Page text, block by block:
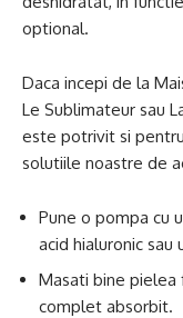
optional.
Daca incepi de la
Le Sublimateur sau
este potrivit si
solutiile noastre de
Pune o pompa cu
acid hialuronic
Masati bine pielea
complet absorbit.